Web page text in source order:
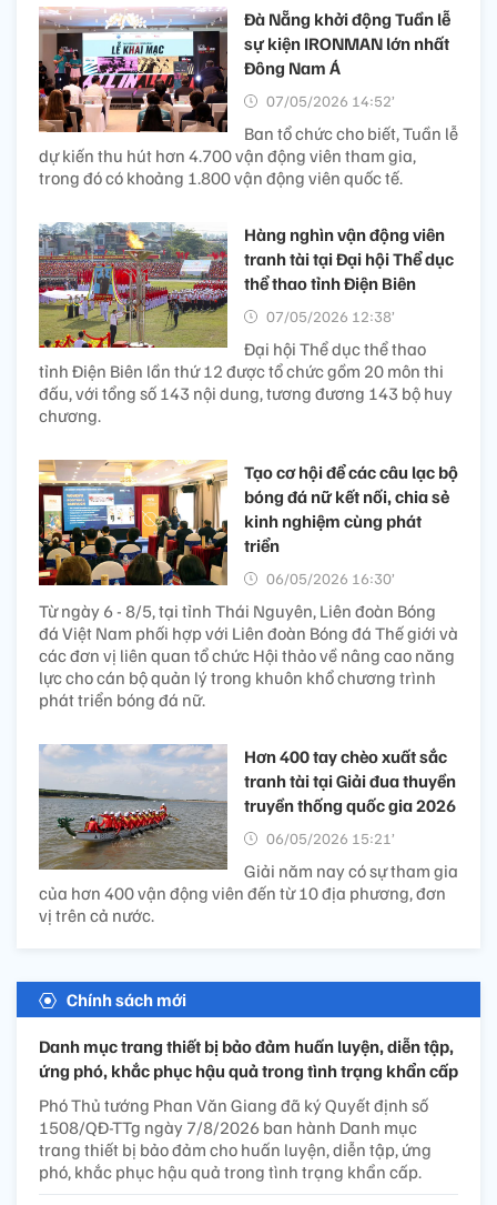
Đà Nẵng khởi động Tuần lễ
sự kiện IRONMAN lớn nhất
Đông Nam Á
07/05/2026 14:52’
Ban tổ chức cho biết, Tuần lễ
dự kiến thu hút hơn 4.700 vận động viên tham gia,
trong đó có khoảng 1.800 vận động viên quốc tế.
Hàng nghìn vận động viên
tranh tài tại Đại hội Thể dục
thể thao tỉnh Điện Biên
07/05/2026 12:38’
Đại hội Thể dục thể thao
tỉnh Điện Biên lần thứ 12 được tổ chức gồm 20 môn thi
đấu, với tổng số 143 nội dung, tương đương 143 bộ huy
chương.
Tạo cơ hội để các câu lạc bộ
bóng đá nữ kết nối, chia sẻ
kinh nghiệm cùng phát
triển
06/05/2026 16:30’
Từ ngày 6 - 8/5, tại tỉnh Thái Nguyên, Liên đoàn Bóng
đá Việt Nam phối hợp với Liên đoàn Bóng đá Thế giới và
các đơn vị liên quan tổ chức Hội thảo về nâng cao năng
lực cho cán bộ quản lý trong khuôn khổ chương trình
phát triển bóng đá nữ.
Hơn 400 tay chèo xuất sắc
tranh tài tại Giải đua thuyền
truyền thống quốc gia 2026
06/05/2026 15:21’
Giải năm nay có sự tham gia
của hơn 400 vận động viên đến từ 10 địa phương, đơn
vị trên cả nước.
Chính sách mới
Danh mục trang thiết bị bảo đảm huấn luyện, diễn tập,
ứng phó, khắc phục hậu quả trong tình trạng khẩn cấp
Phó Thủ tướng Phan Văn Giang đã ký Quyết định số
1508/QĐ-TTg ngày 7/8/2026 ban hành Danh mục
trang thiết bị bảo đảm cho huấn luyện, diễn tập, ứng
phó, khắc phục hậu quả trong tình trạng khẩn cấp.